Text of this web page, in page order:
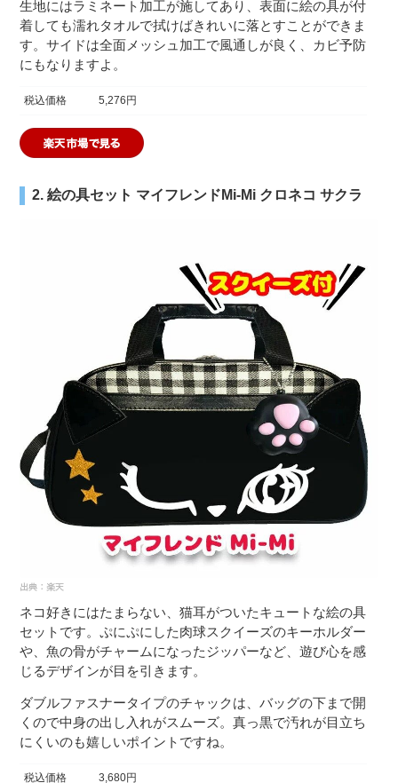
生地にはラミネート加工が施してあり、表面に絵の具が付
着しても濡れタオルで拭けばきれいに落とすことができま
す。サイドは全面メッシュ加工で風通しが良く、カビ予防
にもなりますよ。
税込価格 5,276円
2. 絵の具セット マイフレンドMi-Mi クロネコ サクラ
ネコ好きにはたまらない、猫耳がついたキュートな絵の具
セットです。ぷにぷにした肉球スクイーズのキーホルダー
や、魚の骨がチャームになったジッパーなど、遊び心を感
じるデザインが目を引きます。
ダブルファスナータイプのチャックは、バッグの下まで開
くので中身の出し入れがスムーズ。真っ黒で汚れが目立ち
にくいのも嬉しいポイントですね。
税込価格 3,680円